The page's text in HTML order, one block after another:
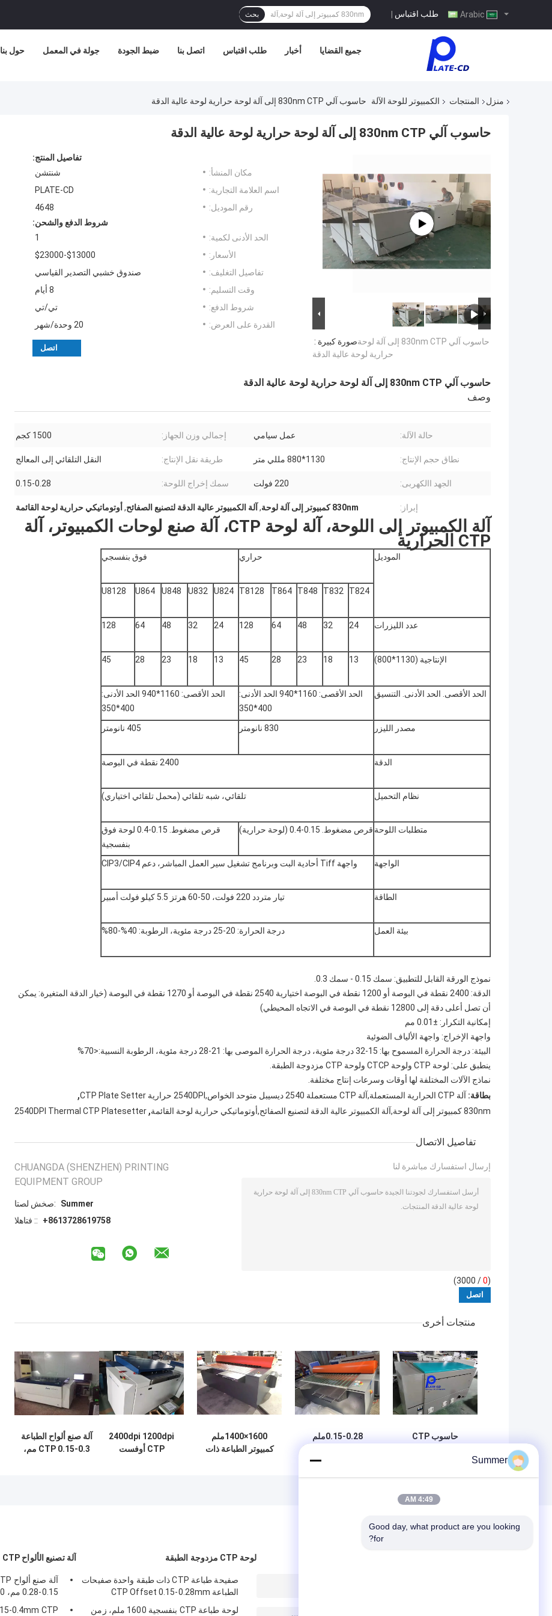
طلب اقتباس | بحث
حول بنا جولة في المعمل ضبط الجودة اتصل بنا طلب اقتباس أخبار جميع القضايا
منزل المنتجات الكمبيوتر للوحة الآلة حاسوب آلي 830nm CTP إلى آلة لوحة حرارية لوحة عالية الدقة
حاسوب آلي 830nm CTP إلى آلة لوحة حرارية لوحة عالية الدقة
صورة كبيرة :حاسوب آلي 830nm CTP إلى آلة لوحة
حرارية لوحة عالية الدقة
تفاصيل المنتج:
مكان المنشأ:
شنتشن
اسم العلامة التجارية:
PLATE-CD
رقم الموديل:
4648
شروط الدفع والشحن:
الحد الأدنى لكمية:
1
الأسعار:
$13000-$23000
تفاصيل التغليف:
صندوق خشبي التصدير القياسي
وقت التسليم:
8 أيام
شروط الدفع:
تي/تي
القدرة على العرض:
20 وحدة/شهر
اتصل
حاسوب آلي 830nm CTP إلى آلة لوحة حرارية لوحة عالية الدقة
وصف
حالة الآلة: عمل سيامي إجمالي وزن الجهاز: 1500 كجم
نطاق حجم الإنتاج: 1130*880 مللي متر طريقة نقل الإنتاج: النقل التلقائي إلى المعالج
الجهد االكهربى: 220 فولت سمك إخراج اللوحة: 0.15-0.28
إبراز: 830nm كمبيوتر إلى آلة لوحة , آلة الكمبيوتر عالية الدقة لتصنيع الصفائح, أوتوماتيكي حرارية لوحة القائمة
آلة الكمبيوتر إلى اللوحة، آلة لوحة CTP، آلة صنع لوحات الكمبيوتر، آلة
CTP الحرارية
الموديل حراري فوق بنفسجي
T824
T832
T848
T864
T8128
U824
U832
U848
U864
U8128
عدد الليزرات 24
32
48
64
128
24
32
48
64
128
الإنتاجية (1130*800) 13
18
23
28
45
13
18
23
28
45
الحد الأقصى. الحد الأدنى. التنسيق
الحد الأقصى: 1160*940 الحد الأدنى:
400*350
الحد الأقصى: 1160*940 الحد الأدنى:
400*350
مصدر الليزر 830 نانومتر 405 نانومتر
الدقة 2400 نقطة في البوصة
نظام التحميل تلقائي، شبه تلقائي (محمل تلقائي اختياري)
متطلبات اللوحة قرص مضغوط. 0.15-0.4 (لوحة حرارية)
قرص مضغوط. 0.15-0.4 لوحة فوق
بنفسجية
الواجهة
واجهة Tiff أحادية البت وبرنامج تشغيل سير العمل المباشر، دعم CIP3/CIP4
الطاقة تيار متردد 220 فولت، 50-60 هرتز 5.5 كيلو فولت أمبير
بيئة العمل درجة الحرارة: 20-25 درجة مئوية، الرطوبة: 40%-80%
نموذج الورقة القابل للتطبيق: سمك 0.15 - سمك 0.3.
الدقة: 2400 نقطة في البوصة أو 1200 نقطة في البوصة اختيارية 2540 نقطة في البوصة أو 1270 نقطة في البوصة (خيار الدقة المتغيرة: يمكن
أن تصل أعلى دقة إلى 12800 نقطة في البوصة في الاتجاه المحيطي)
إمكانية التكرار: ±0.01 مم
واجهة الإخراج: واجهة الألياف الضوئية
البيئة: درجة الحرارة المسموح بها: 15-32 درجة مئوية، درجة الحرارة الموصى بها: 21-28 درجة مئوية، الرطوبة النسبية:<70%
ينطبق على: لوحة CTP ولوحة CTCP ولوحة CTP مزدوجة الطبقة.
نماذج الآلات المختلفة لها أوقات وسرعات إنتاج مختلفة.
بطاقة: آلة CTP الحرارية المستعملة,آلة CTP مستعملة 2540 ديسيبل متوحد الخواص,2540DPI حرارية CTP Plate Setter ,
830nm كمبيوتر إلى آلة لوحة,آلة الكمبيوتر عالية الدقة لتصنيع الصفائح,أوتوماتيكي حرارية لوحة القائمة ,
2540DPI Thermal CTP Platesetter
تفاصيل الاتصال
CHUANGDA (SHENZHEN) PRINTING
EQUIPMENT GROUP
اتصل شخص:
Summer
الهاتف ::
+8613728619758
إرسال استفسارك مباشرة لنا
(
0
/ 3000)
منتجات أخرى
حاسوب CTP
0.15-0.28ملم
حرارية كمبيوتر CTP
إلى لوحة آلة مع 64
1600×1400ملم
كمبيوتر الطباعة ذات
2400dpi 1200dpi
CTP أوفست
آلة صنع ألواح الطباعة
CTP 0.15-0.3 مم،
آلة تصنيع الألواح CTP
0.15-0.28 مم، 830 نانومتر، سرعة عالية
لوحة CTP مزدوجة الطبقة
صفيحة طباعة CTP ذات طبقة واحدة صفيحات
الطباعة CTP Offset 0.15-0.28mm
لوحة طباعة CTP بنفسجية 1600 ملم، زمن
Summer
4:49 AM
Good day, what product are you looking
for?